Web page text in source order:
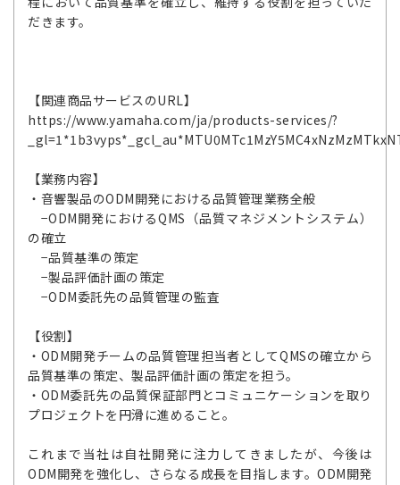
だきます。
【関連商品サービスのURL】
https://www.yamaha.com/ja/products-services/?
【業務内容】
・音響製品のODM開発における品質管理業務全般
−ODM開発におけるQMS（品質マネジメントシステム）
の確立
−品質基準の策定
−製品評価計画の策定
−ODM委託先の品質管理の監査
【役割】
・ODM開発チームの品質管理担当者としてQMSの確立から
品質基準の策定、製品評価計画の策定を担う。
・ODM委託先の品質保証部門とコミュニケーションを取り
プロジェクトを円滑に進めること。
これまで当社は自社開発に注力してきましたが、今後は
ODM開発を強化し、さらなる成長を目指します。ODM開発